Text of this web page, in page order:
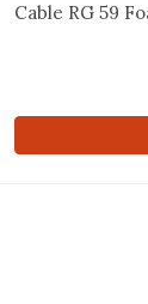
Cable RG 59